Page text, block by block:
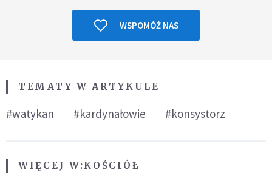
WSPOMÓŻ NAS
TEMATY W ARTYKULE
#watykan #kardynałowie #konsystorz
WIĘCEJ W:KOŚCIÓŁ